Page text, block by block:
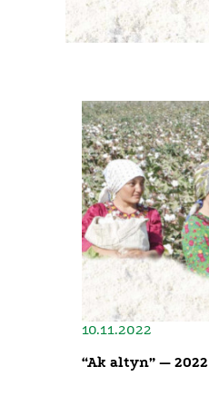
10.11.2022
“Ak altyn” — 2022